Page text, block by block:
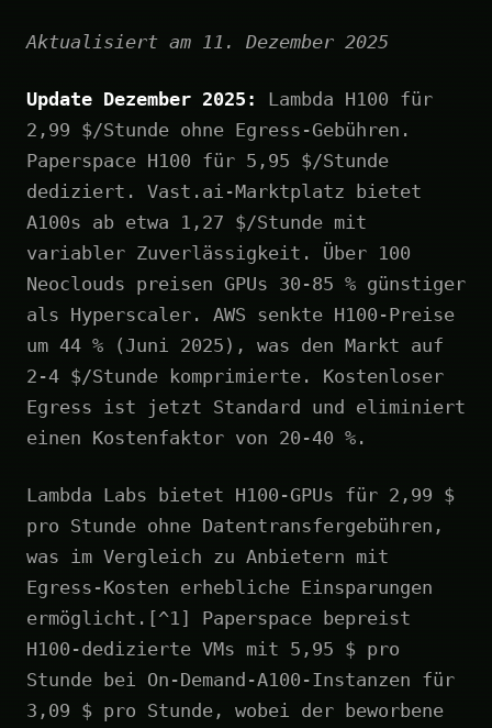
Aktualisiert am 11. Dezember 2025
Update Dezember 2025:
Lambda H100 für
2,99 $/Stunde ohne Egress-Gebühren.
Paperspace H100 für 5,95 $/Stunde
dediziert. Vast.ai-Marktplatz bietet
A100s ab etwa 1,27 $/Stunde mit
variabler Zuverlässigkeit. Über 100
Neoclouds preisen GPUs 30-85 % günstiger
als Hyperscaler. AWS senkte H100-Preise
um 44 % (Juni 2025), was den Markt auf
2-4 $/Stunde komprimierte. Kostenloser
Egress ist jetzt Standard und eliminiert
einen Kostenfaktor von 20-40 %.
Lambda Labs bietet H100-GPUs für 2,99 $
pro Stunde ohne Datentransfergebühren,
was im Vergleich zu Anbietern mit
Egress-Kosten erhebliche Einsparungen
ermöglicht.[^1] Paperspace bepreist
H100-dedizierte VMs mit 5,95 $ pro
Stunde bei On-Demand-A100-Instanzen für
3,09 $ pro Stunde, wobei der beworbene